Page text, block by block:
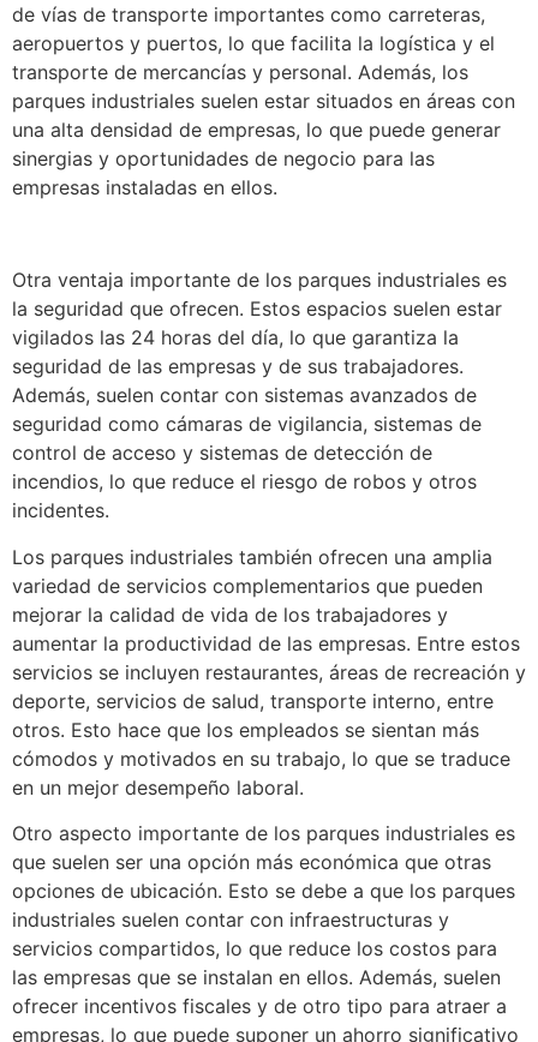
de vías de transporte importantes como carreteras,
aeropuertos y puertos, lo que facilita la logística y el
transporte de mercancías y personal. Además, los
parques industriales suelen estar situados en áreas con
una alta densidad de empresas, lo que puede generar
sinergias y oportunidades de negocio para las
empresas instaladas en ellos.
Otra ventaja importante de los parques industriales es
la seguridad que ofrecen. Estos espacios suelen estar
vigilados las 24 horas del día, lo que garantiza la
seguridad de las empresas y de sus trabajadores.
Además, suelen contar con sistemas avanzados de
seguridad como cámaras de vigilancia, sistemas de
control de acceso y sistemas de detección de
incendios, lo que reduce el riesgo de robos y otros
incidentes.
Los parques industriales también ofrecen una amplia
variedad de servicios complementarios que pueden
mejorar la calidad de vida de los trabajadores y
aumentar la productividad de las empresas. Entre estos
servicios se incluyen restaurantes, áreas de recreación y
deporte, servicios de salud, transporte interno, entre
otros. Esto hace que los empleados se sientan más
cómodos y motivados en su trabajo, lo que se traduce
en un mejor desempeño laboral.
Otro aspecto importante de los parques industriales es
que suelen ser una opción más económica que otras
opciones de ubicación. Esto se debe a que los parques
industriales suelen contar con infraestructuras y
servicios compartidos, lo que reduce los costos para
las empresas que se instalan en ellos. Además, suelen
ofrecer incentivos fiscales y de otro tipo para atraer a
empresas, lo que puede suponer un ahorro significativo